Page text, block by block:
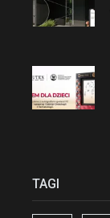
TAGI